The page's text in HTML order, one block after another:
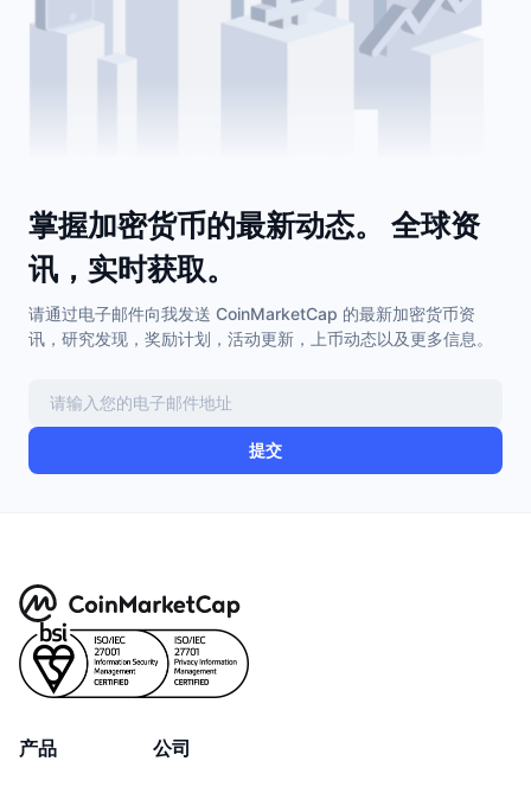
掌握加密货币的最新动态。 全球资
讯，实时获取。
请通过电子邮件向我发送 CoinMarketCap 的最新加密货币资
讯，研究发现，奖励计划，活动更新，上币动态以及更多信息。
提交
产品 公司